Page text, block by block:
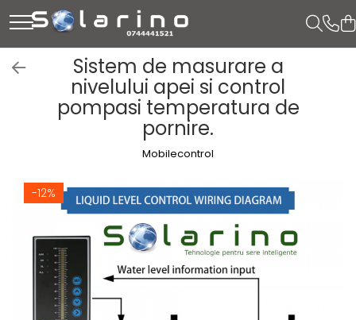
Sistem de masurare a
nivelului apei si control
pompasi temperatura de
pornire.
Mobilecontrol
-12%